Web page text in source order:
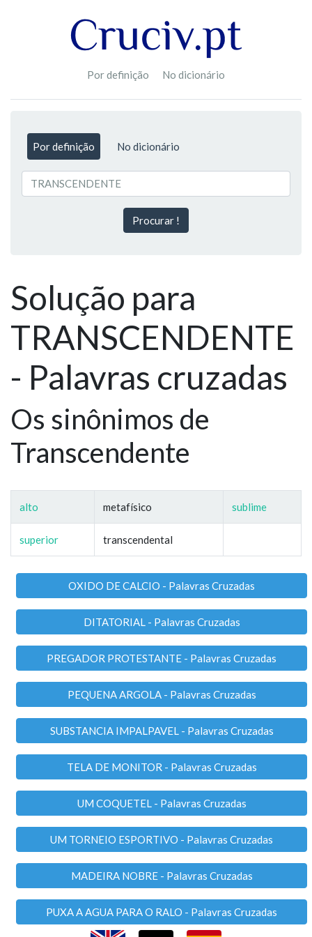
Por definição No dicionário
Por definição No dicionário
Procurar !
Solução para
TRANSCENDENTE
- Palavras cruzadas
Os sinônimos de
Transcendente
alto metafísico sublime
superior transcendental
OXIDO DE CALCIO - Palavras Cruzadas
DITATORIAL - Palavras Cruzadas
PREGADOR PROTESTANTE - Palavras Cruzadas
PEQUENA ARGOLA - Palavras Cruzadas
SUBSTANCIA IMPALPAVEL - Palavras Cruzadas
TELA DE MONITOR - Palavras Cruzadas
UM COQUETEL - Palavras Cruzadas
UM TORNEIO ESPORTIVO - Palavras Cruzadas
MADEIRA NOBRE - Palavras Cruzadas
PUXA A AGUA PARA O RALO - Palavras Cruzadas